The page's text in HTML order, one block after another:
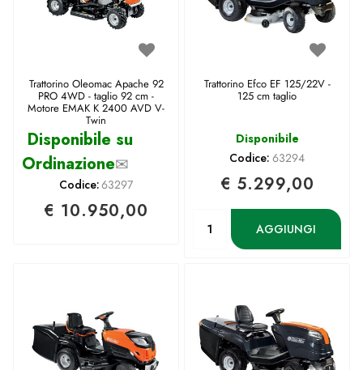
Trattorino Oleomac Apache 92
PRO 4WD - taglio 92 cm -
Motore EMAK K 2400 AVD V-
Twin
Disponibile su
Ordinazione✉
Codice:63297
€ 10.950,00
Trattorino Efco EF 125/22V -
125 cm taglio
Disponibile
Codice: 63294
€ 5.299,00
AGGIUNGI